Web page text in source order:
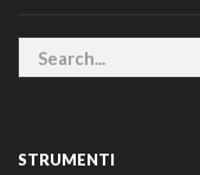
STRUMENTI